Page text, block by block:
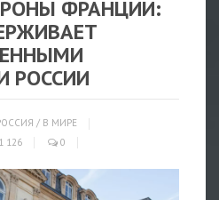
ФРАНЦИИ:
РОССИИ
/ В МИРЕ
126 0